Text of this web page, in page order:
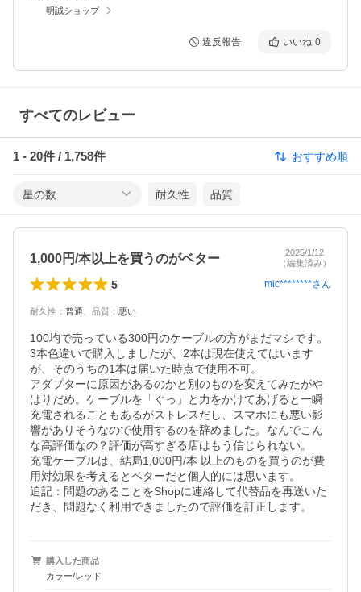
明誠ショップ
違反報告 いいね 0
すべてのレビュー
1 - 20件 / 1,758件 おすすめ順
星の数 耐久性 品質
1,000円/本以上を買うのがベター
2025/1/12
（編集済み）
5 mic********さん
耐久性 ： 普通 品質 ： 悪い
100均で売っている300円のケーブルの方がまだマシです。
3本色違いで購入しましたが、2本は現在使えてはいます
が、そのうちの1本は届いた時点で使用不可。
アダプターに原因があるのかと別のものを変えてみたがや
はりだめ。ケーブルを「ぐっ」と力をかけてあげると一瞬
充電されることもあるがストレスだし、スマホにも悪い影
響がありそうなので使用するのを辞めました。なんでこん
な高評価なの？評価が高すぎる店はもう信じられない。
充電ケーブルは、結局1,000円/本 以上のものを買うのが費
用対効果を考えるとベターだと個人的には思います。
追記：問題のあることをShopに連絡して代替品を再送いた
だき、問題なく利用できましたので評価を訂正します。
購入した商品
カラー/レッド